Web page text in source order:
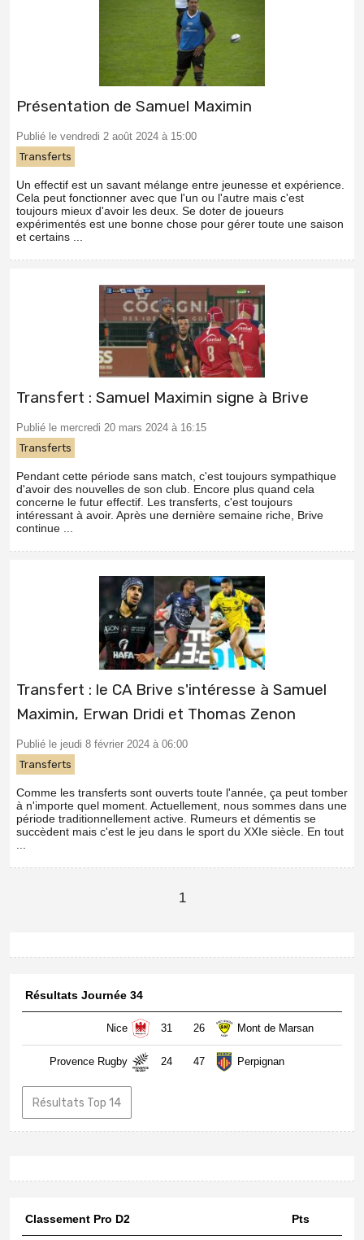
Présentation de Samuel Maximin
Publié le vendredi 2 août 2024 à 15:00
Transferts
Un effectif est un savant mélange entre jeunesse et expérience.
Cela peut fonctionner avec que l'un ou l'autre mais c'est
toujours mieux d'avoir les deux. Se doter de joueurs
expérimentés est une bonne chose pour gérer toute une saison
et certains ...
Transfert : Samuel Maximin signe à Brive
Publié le mercredi 20 mars 2024 à 16:15
Transferts
Pendant cette période sans match, c'est toujours sympathique
d'avoir des nouvelles de son club. Encore plus quand cela
concerne le futur effectif. Les transferts, c'est toujours
intéressant à avoir. Après une dernière semaine riche, Brive
continue ...
Transfert : le CA Brive s'intéresse à Samuel
Maximin, Erwan Dridi et Thomas Zenon
Publié le jeudi 8 février 2024 à 06:00
Transferts
Comme les transferts sont ouverts toute l'année, ça peut tomber
à n'importe quel moment. Actuellement, nous sommes dans une
période traditionnellement active. Rumeurs et démentis se
succèdent mais c'est le jeu dans le sport du XXIe siècle. En tout
1
Résultats Journée 34
Nice 31 26 Mont de Marsan
Provence Rugby 24 47 Perpignan
Résultats Top 14
Classement Pro D2 Pts